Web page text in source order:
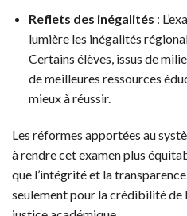
Reflets des inégalités :
lumière les inégalités
Certains élèves, issus de
de meilleures ressources
mieux à réussir.
Les réformes apportées au
à rendre cet examen plus
que l’intégrité et la
seulement pour la crédibilité de